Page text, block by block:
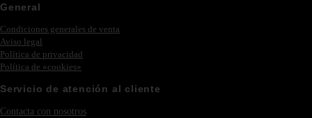
General
Condiciones generales de venta
Aviso legal
Política de privacidad
Política de «cookies»
Servicio de atención al cliente
Contacta con nosotros